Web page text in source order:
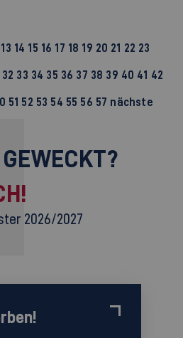
13 14 15 16 17 18 19 20 21 22 23
32 33 34 35 36 37 38 39 40 41 42
51 52 53 54 55 56 57 nächste
2026/2027